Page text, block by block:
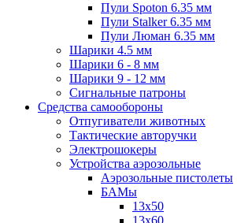
Пули Spoton 6.35 мм
Пули Stalker 6.35 мм
Пули Люман 6.35 мм
Шарики 4.5 мм
Шарики 6 - 8 мм
Шарики 9 - 12 мм
Сигнальные патроны
Средства самообороны
Отпугиватели животных
Тактические авторучки
Электрошокеры
Устройства аэрозольные
Аэрозольные пистолеты
БАМы
13х50
13х60